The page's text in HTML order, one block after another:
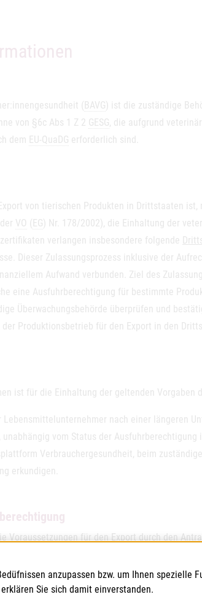
( BAVG) ist die zuständige
von §6c Abs 1 Z 2 GESG, die aufgrund
dem EU-QuaDG erforderlich sind.
von tierischen Produkten in Drittstaaten
VO ( EG) Nr. 178/2002), die Einhaltung der
verlangen insbesondere folgende
Dieser Zulassungsprozess inklusive der
Aufwand verbunden. Ziel des
eine Ausfuhrberechtigung für bestimmte
Überwachungsbehörde überprüfen und
Produktionsbetrieb für den Export in den
ist für die Einhaltung der geltenden Vorgaben
Lebensmittelunternehmer nach einer längeren
unabhängig vom Status der
Verbrauchergesundheit, beim
erkundigen.
Voraussetzungen für den Export durch den
haben einen Antrag in der VIS-Datenbank zu
eine Exportberechtigung beantragt wird,
HS-Codes bzw. die in den Drittstaaten Listen
anzupassen bzw. um Ihnen spezielle
Sie sich damit einverstanden.